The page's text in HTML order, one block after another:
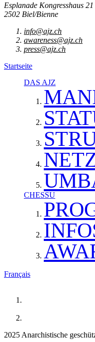
Esplanade Kongresshaus 21
2502 Biel/Bienne
info@ajz.ch
awareness@ajz.ch
press@ajz.ch
Startseite
DAS AJZ
CHESSU
Français
2025 Anarchistische